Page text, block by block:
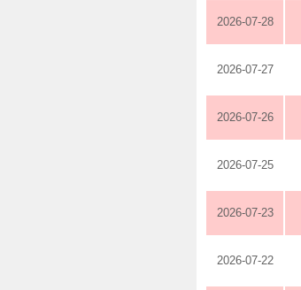
2026-07-28
2026-07-27
2026-07-26
2026-07-25
2026-07-23
2026-07-22